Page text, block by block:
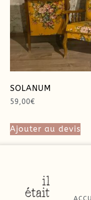
SOLANUM
59,00€
Ajouter au devis